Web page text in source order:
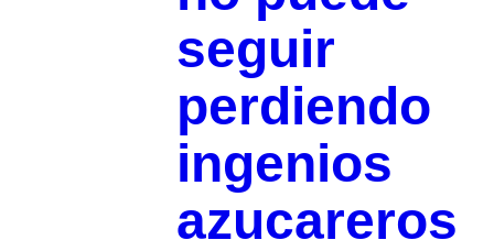
seguir
perdiendo
ingenios
azucareros